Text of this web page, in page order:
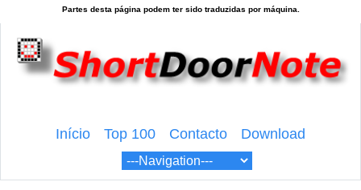
Início Top 100 Contacto Download